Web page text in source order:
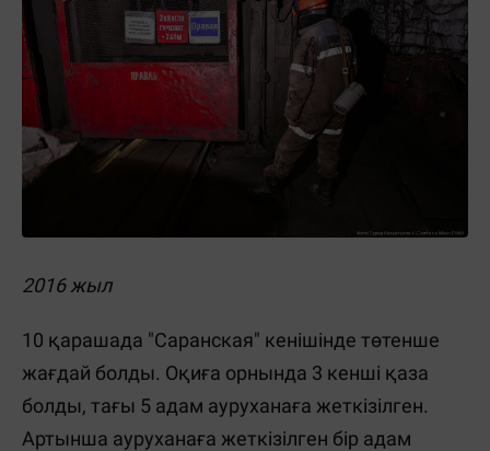
2016 жыл
10 қарашада "Саранская" кенішінде төтенше
жағдай болды. Оқиға орнында 3 кенші қаза
болды, тағы 5 адам ауруханаға жеткізілген.
Артынша ауруханаға жеткізілген бір адам